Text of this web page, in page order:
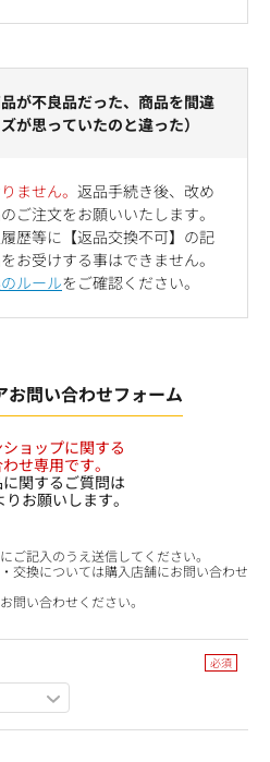
が不良品だった、商品を間違
が思っていたのと違った）
ません。 返品手続き後、改め
ご注文をお願いいたします。
歴等に【返品交換不可】の記
お受けする事はできません。
ルールをご確認ください。
お問い合わせフォーム
ョップに関する
せ専用です。
関するご質問は
りお願いします。
ご記入のうえ送信してください。
換については購入店舗にお問い合わせ
い合わせください。